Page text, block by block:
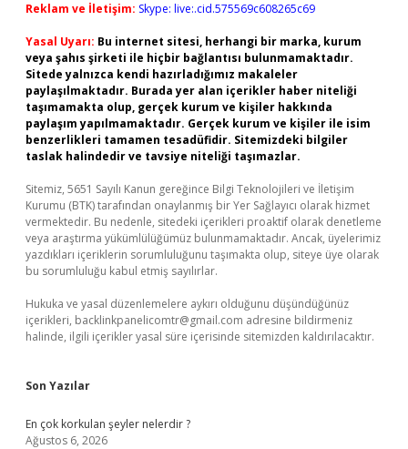
Reklam ve İletişim: Skype: live:.cid.575569c608265c69
Yasal Uyarı: Bu internet sitesi, herhangi bir marka, kurum
veya şahıs şirketi ile hiçbir bağlantısı bulunmamaktadır.
Sitede yalnızca kendi hazırladığımız makaleler
paylaşılmaktadır. Burada yer alan içerikler haber niteliği
taşımamakta olup, gerçek kurum ve kişiler hakkında
paylaşım yapılmamaktadır. Gerçek kurum ve kişiler ile isim
benzerlikleri tamamen tesadüfidir. Sitemizdeki bilgiler
taslak halindedir ve tavsiye niteliği taşımazlar.
Sitemiz, 5651 Sayılı Kanun gereğince Bilgi Teknolojileri ve İletişim
Kurumu (BTK) tarafından onaylanmış bir Yer Sağlayıcı olarak hizmet
vermektedir. Bu nedenle, sitedeki içerikleri proaktif olarak denetleme
veya araştırma yükümlülüğümüz bulunmamaktadır. Ancak, üyelerimiz
yazdıkları içeriklerin sorumluluğunu taşımakta olup, siteye üye olarak
bu sorumluluğu kabul etmiş sayılırlar.
Hukuka ve yasal düzenlemelere aykırı olduğunu düşündüğünüz
içerikleri, backlinkpanelicomtr@gmail.com adresine bildirmeniz
halinde, ilgili içerikler yasal süre içerisinde sitemizden kaldırılacaktır.
Son Yazılar
En çok korkulan şeyler nelerdir ?
Ağustos 6, 2026